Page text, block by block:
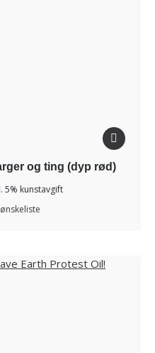
og ting (dyp rød)
5% kunstavgift